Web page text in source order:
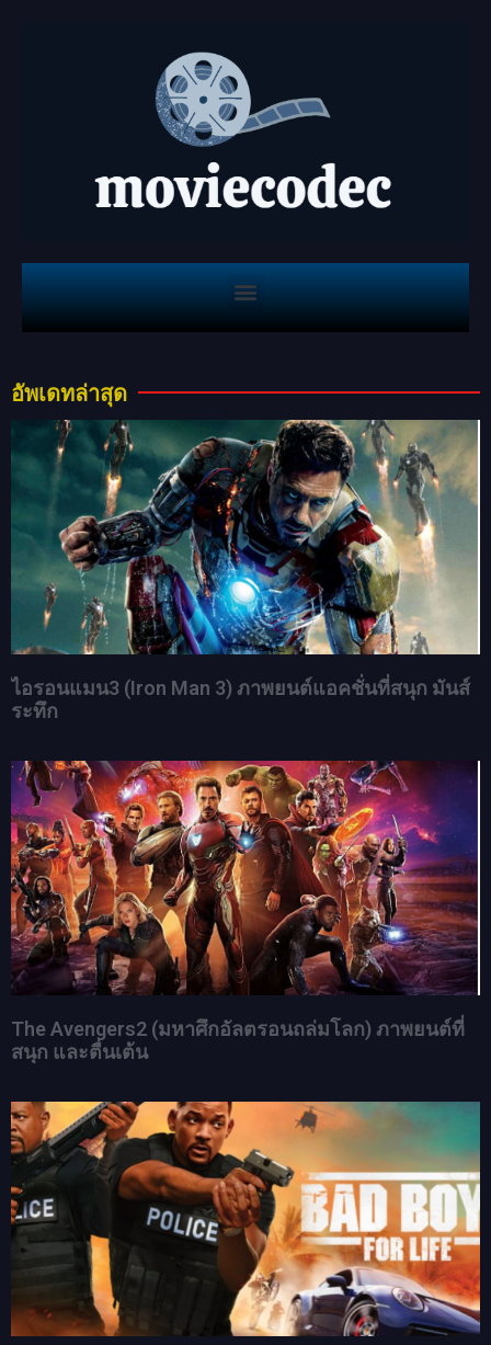
อัพเดทล่าสุด
ไอรอนแมน3 (Iron Man 3) ภาพยนต์แอคชั่นที่สนุก มันส์
ระทึก
The Avengers2 (มหาศึกอัลตรอนถล่มโลก) ภาพยนต์ที่
สนุก และตื่นเต้น